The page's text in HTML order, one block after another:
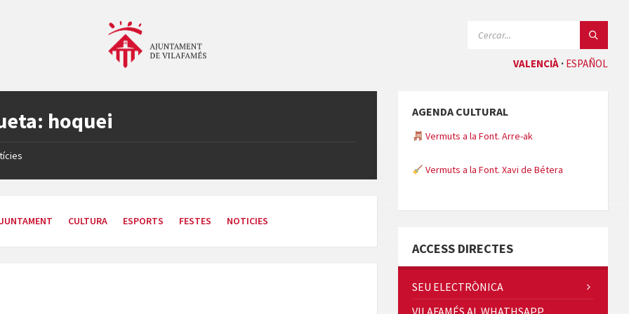
VALENCIÀ ESPAÑOL
hoquei
CULTURA ESPORTS FESTES NOTICIES
AGENDA CULTURAL
Vermuts a la Font. Arre-ak
Vermuts a la Font. Xavi de Bétera
ACCESS DIRECTES
SEU ELECTRÒNICA